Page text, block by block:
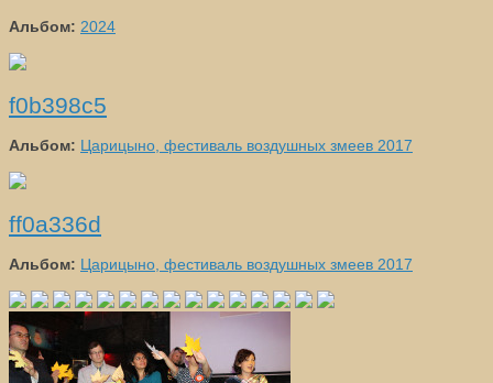
Альбом: 2024
f0b398c5
Альбом: Царицыно, фестиваль воздушных змеев 2017
ff0a336d
Альбом: Царицыно, фестиваль воздушных змеев 2017